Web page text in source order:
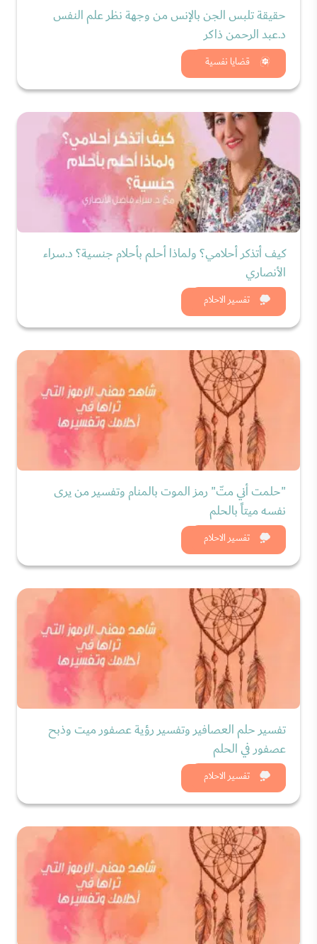
قضايا نفسية
حقيقة تلبس الجن بالإنس من وجهة نظر علم النفس
د.عبد الرحمن ذاكر
شاهد الان
تفسير الاحلام
كيف أتذكر أحلامي؟ ولماذا أحلم بأحلام جنسية؟ د.سراء
الأنصاري
شاهد الان
تفسير الاحلام
"حلمت أني متّ" رمز الموت بالمنام وتفسير من يرى
نفسه ميتاً بالحلم
شاهد الان
تفسير الاحلام
تفسير حلم العصافير وتفسير رؤية عصفور ميت وذبح
عصفور في الحلم
شاهد الان